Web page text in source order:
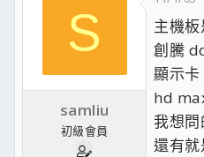
主板：技
RAM：
系統碟1：
系統碟2：
系統碟3：
Game安
資料碟1：
資料碟2：
S
samliu
初級會員
主機
創騰
顯示
hd
我想
還有就